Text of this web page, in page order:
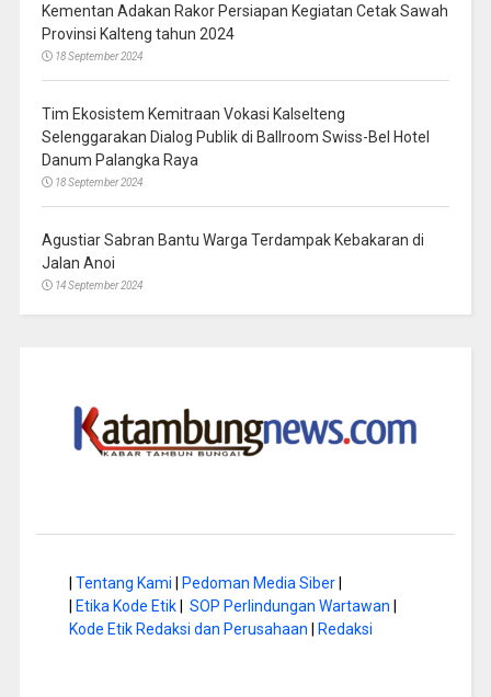
Kementan Adakan Rakor Persiapan Kegiatan Cetak Sawah
Provinsi Kalteng tahun 2024
18 September 2024
Tim Ekosistem Kemitraan Vokasi Kalselteng
Selenggarakan Dialog Publik di Ballroom Swiss-Bel Hotel
Danum Palangka Raya
18 September 2024
Agustiar Sabran Bantu Warga Terdampak Kebakaran di
Jalan Anoi
14 September 2024
Tentang Kami Pedoman Media Siber|
Etika Kode Etik| SOP Perlindungan Wartawan
Kode Etik Redaksi dan Perusahaan
Redaksi